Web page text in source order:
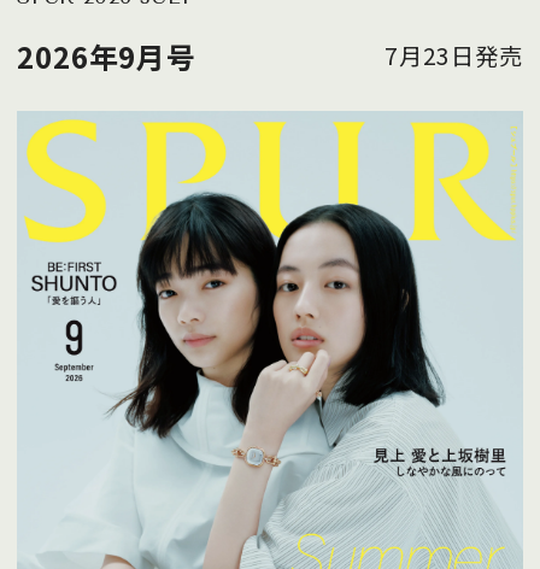
2026年9月号 7月23日発売